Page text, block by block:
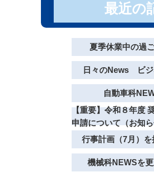
最近の
夏季休業中の過
日々のNews ビジ
自動車科
【重要】令和８年度
申請について（お知ら
行事計画（7月
機械科NEWSを